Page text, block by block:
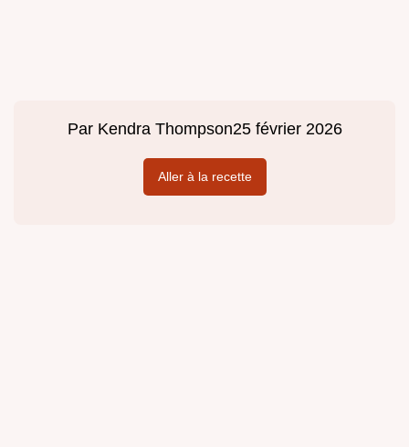
Par Kendra Thompson25 février 2026
Aller à la recette